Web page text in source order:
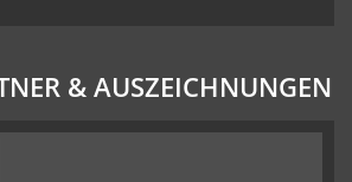
& AUSZEICHNUNGEN